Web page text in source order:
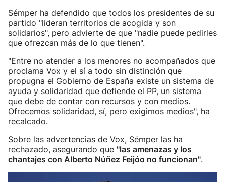
Sémper ha defendido que todos los presidentes de su
partido "lideran territorios de acogida y son
solidarios", pero advierte de que "nadie puede pedirles
que ofrezcan más de lo que tienen".
"Entre no atender a los menores no acompañados que
proclama Vox y el sí a todo sin distinción que
propugna el Gobierno de España existe un sistema de
ayuda y solidaridad que defiende el PP, un sistema
que debe de contar con recursos y con medios.
Ofrecemos solidaridad, sí, pero exigimos medios", ha
recalcado.
Sobre las advertencias de Vox, Sémper las ha
rechazado, asegurando que "las amenazas y los
chantajes con Alberto Núñez Feijóo no funcionan".